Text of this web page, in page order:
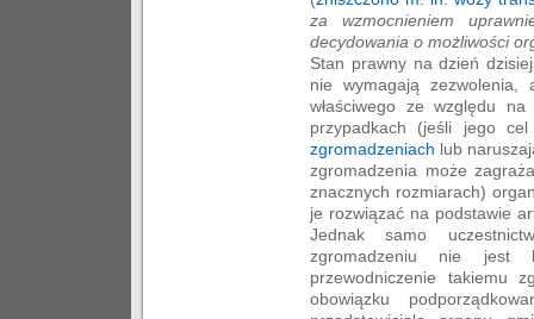
za wzmocnieniem
decydowania o możliwości
Stan prawny na dzień
nie wymagają zezwolenia,
właściwego ze względu
przypadkach (jeśli jego
zgromadzeniach lub
zgromadzenia może
znacznych rozmiarach)
je rozwiązać na podstawie
Jednak samo
zgromadzeniu nie jest
przewodniczenie takiemu
obowiązku